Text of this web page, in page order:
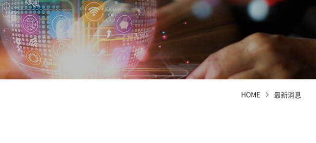
聯絡窗口
利害關係人關注議題、溝
通管道與回應
外部信箱(含利害關係人)的
執行溝通
股務資訊
HOME 最新消息